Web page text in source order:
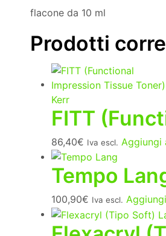
flacone da 10 ml
Prodotti
FITT
86,40€ Iva escl. Aggiungi
Tempo
100,90€ Iva escl.